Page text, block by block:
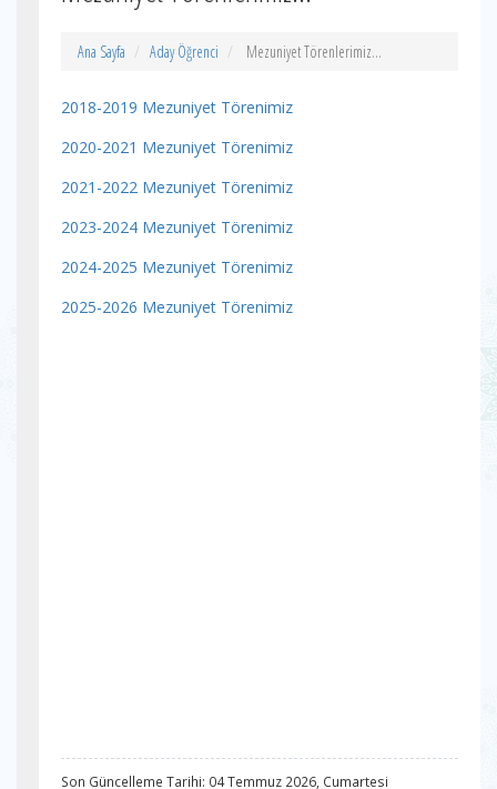
Ana Sayfa Aday Öğrenci Mezuniyet Törenlerimiz...
2018-2019 Mezuniyet Törenimiz
2020-2021 Mezuniyet Törenimiz
2021-2022 Mezuniyet Törenimiz
2023-2024 Mezuniyet Törenimiz
2024-2025 Mezuniyet Törenimiz
2025-2026 Mezuniyet Törenimiz
Son Güncelleme Tarihi: 04 Temmuz 2026, Cumartesi